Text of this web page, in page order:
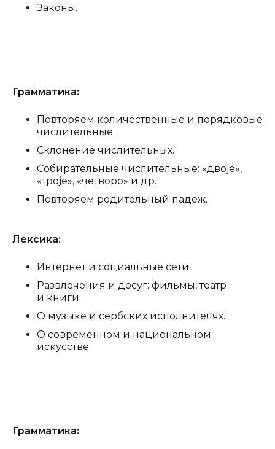
Законы.
Грамматика:
Повторяем количественные и порядковые
числительные.
Склонение числительных.
Собирательные числительные: «двоје»,
«троје», «четворо» и др.
Повторяем родительный падеж.
Лексика:
Интернет и социальные сети.
Развлечения и досуг: фильмы, театр
и книги.
О музыке и сербских исполнителях.
О современном и национальном
искусстве.
Грамматика: